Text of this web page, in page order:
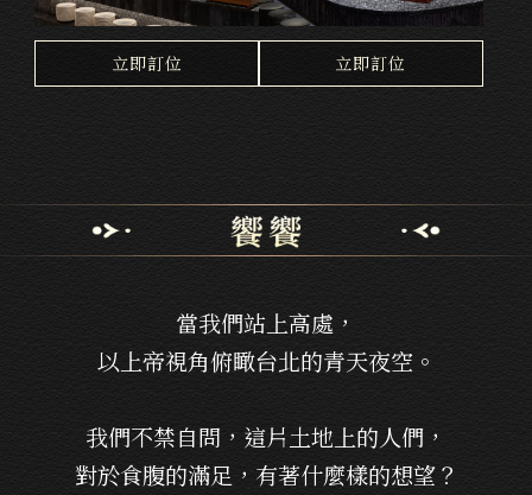
台中漢神洲際店
立即訂位 高雄漢神店立即訂位
當我們站上高處，
以上帝視角俯瞰台北的青天夜空。
我們不禁自問，這片土地上的人們，
對於食腹的滿足，有著什麼樣的想望？